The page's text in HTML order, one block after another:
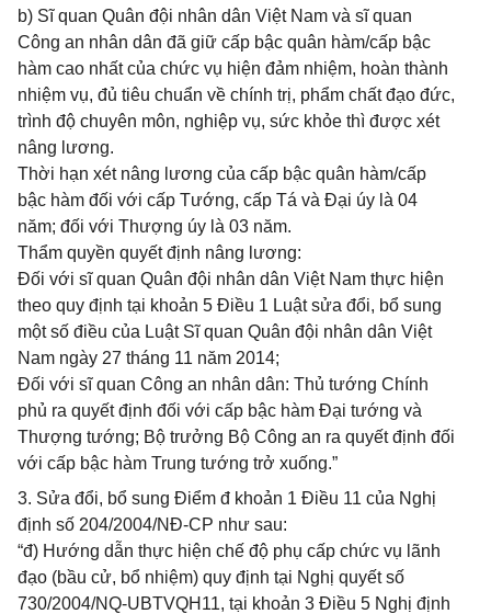
b) Sĩ quan Quân đội nhân dân Việt Nam và sĩ quan
Công an nhân dân đã giữ cấp bậc quân hàm/cấp bậc
hàm cao nhất của chức vụ hiện đảm nhiệm, hoàn thành
nhiệm vụ, đủ tiêu chuẩn về chính trị, phẩm chất đạo đức,
trình độ chuyên môn, nghiệp vụ, sức khỏe thì được xét
nâng lương.
Thời hạn xét nâng lương của cấp bậc quân hàm/cấp
bậc hàm đối với cấp Tướng, cấp Tá và Đại úy là 04
năm; đối với Thượng úy là 03 năm.
Thẩm quyền quyết định nâng lương:
Đối với sĩ quan Quân đội nhân dân Việt Nam thực hiện
theo quy định tại khoản 5 Điều 1 Luật sửa đổi, bổ sung
một số điều của Luật Sĩ quan Quân đội nhân dân Việt
Nam ngày 27 tháng 11 năm 2014;
Đối với sĩ quan Công an nhân dân: Thủ tướng Chính
phủ ra quyết định đối với cấp bậc hàm Đại tướng và
Thượng tướng; Bộ trưởng Bộ Công an ra quyết định đối
với cấp bậc hàm Trung tướng trở xuống.”
3. Sửa đổi, bổ sung Điểm đ khoản 1 Điều 11 của Nghị
định số 204/2004/NĐ-CP như sau:
“đ) Hướng dẫn thực hiện chế độ phụ cấp chức vụ lãnh
đạo (bầu cử, bổ nhiệm) quy định tại Nghị quyết số
730/2004/NQ-UBTVQH11, tại khoản 3 Điều 5 Nghị định